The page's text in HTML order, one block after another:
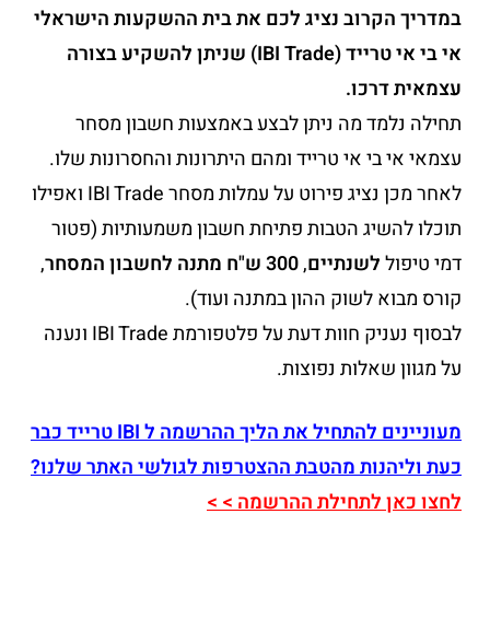
במדריך הקרוב נציג לכם את בית ההשקעות הישראלי
אי בי אי טרייד (IBI Trade) שניתן להשקיע בצורה
עצמאית דרכו.
תחילה נלמד מה ניתן לבצע באמצעות חשבון מסחר
עצמאי אי בי אי טרייד ומהם היתרונות והחסרונות שלו.
לאחר מכן נציג פירוט על עמלות מסחר IBI Trade ואפילו
תוכלו להשיג הטבות פתיחת חשבון משמעותיות (פטור
דמי טיפוללשנתיים,300 ש"ח מתנה לחשבון המסחר
,
קורס מבוא לשוק ההון במתנה ועוד).
לבסוף נעניק חוות דעת על פלטפורמת IBI Trade ונענה
על מגוון שאלות נפוצות.
מעוניינים להתחיל את הליך ההרשמה ל IBI טרייד כבר
כעת וליהנות מהטבת ההצטרפות לגולשי האתר שלנו?
לחצו כאן לתחילת ההרשמה > >